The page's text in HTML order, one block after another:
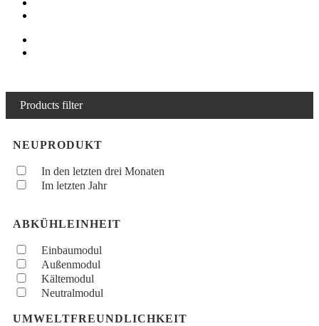
Products filter
NEUPRODUKT
In den letzten drei Monaten
Im letzten Jahr
ABKÜHLEINHEIT
Einbaumodul
Außenmodul
Kältemodul
Neutralmodul
UMWELTFREUNDLICHKEIT